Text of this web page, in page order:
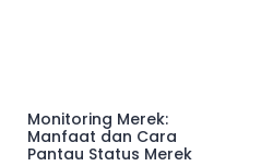
Monitoring Merek:
Manfaat dan Cara
Pantau Status Merek